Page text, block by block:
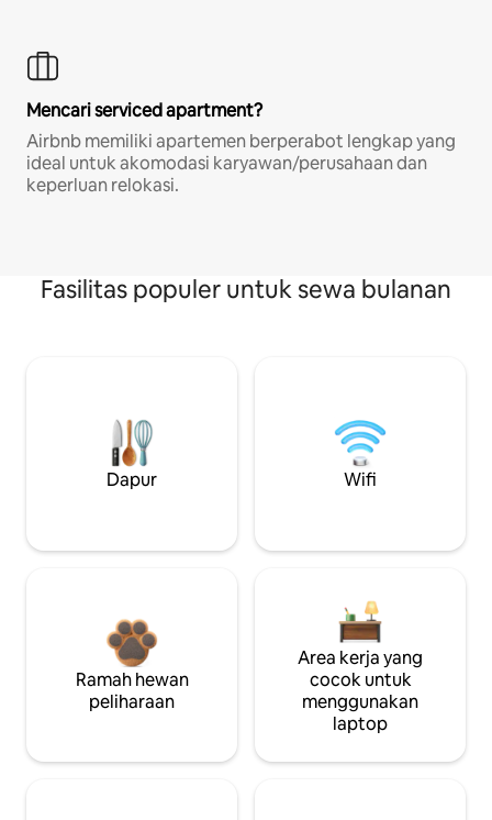
Mencari serviced apartment?
Airbnb memiliki apartemen berperabot lengkap yang
ideal untuk akomodasi karyawan/perusahaan dan
keperluan relokasi.
Fasilitas populer untuk sewa bulanan
Dapur Wifi
Ramah hewan
peliharaan
Area kerja yang
cocok untuk
menggunakan
laptop